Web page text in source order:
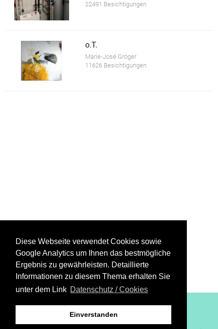
Diese Webseite verwendet Cookies sowie
Google Analytics um Ihnen das bestmögliche
Ergebnis zu gewährleisten. Detaillierte
Informationen zu diesem Thema erhalten Sie
unter dem Link Datenschutz / Cookies
Einverstanden
22491 Besichtigungen
o.T.
Marie-José Gröger
11626 Besichtigungen
XiBIT Infoguide 2021